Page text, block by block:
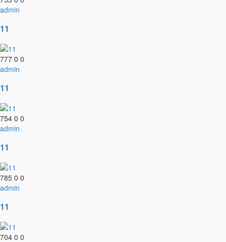
admin
11
777 0 0
admin
11
754 0 0
admin
11
785 0 0
admin
11
704 0 0